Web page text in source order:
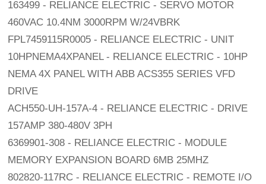
163499 - RELIANCE ELECTRIC - SERVO MOTOR
460VAC 10.4NM 3000RPM W/24VBRK
FPL7459115R0005 - RELIANCE ELECTRIC - UNIT
10HPNEMA4XPANEL - RELIANCE ELECTRIC - 10HP
NEMA 4X PANEL WITH ABB ACS355 SERIES VFD
DRIVE
ACH550-UH-157A-4 - RELIANCE ELECTRIC - DRIVE
157AMP 380-480V 3PH
6369901-308 - RELIANCE ELECTRIC - MODULE
MEMORY EXPANSION BOARD 6MB 25MHZ
802820-117RC - RELIANCE ELECTRIC - REMOTE I/O